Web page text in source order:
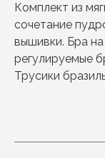
Комплект из
сочетание
вышивки. Бра на
регулируемые
Трусики